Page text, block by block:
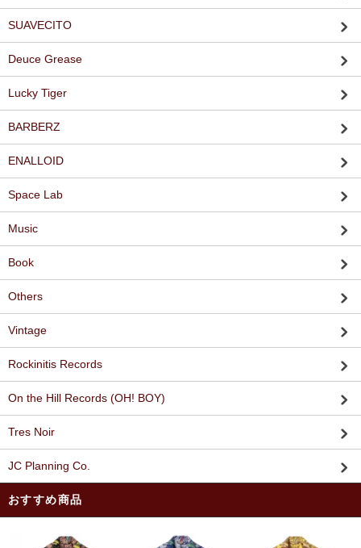
SUAVECITO
Deuce Grease
Lucky Tiger
BARBERZ
ENALLOID
Space Lab
Music
Book
Others
Vintage
Rockinitis Records
On the Hill Records (OH! BOY)
Tres Noir
JC Planning Co.
おすすめ商品